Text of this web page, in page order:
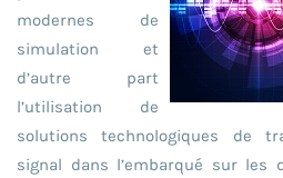
modernes de
simulation et
d’autre part
l’utilisation de
solutions technologiques de
signal dans l’embarqué sur les